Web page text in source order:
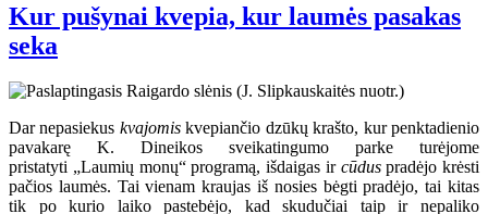
Kur pušynai kvepia, kur laumės pasakas
seka
Dar nepasiekus kvajomiskvepiančio dzūkų krašto, kur penktadienio
pavakarę K. Dineikos sveikatingumo parke turėjome
pristatyti „Laumių monų“ programą, išdaigas ir cūduspradėjo krėsti
pačios laumės. Tai vienam kraujas iš nosies bėgti pradėjo, tai kitas
tik po kurio laiko pastebėjo, kad skudučiai taip ir nepaliko